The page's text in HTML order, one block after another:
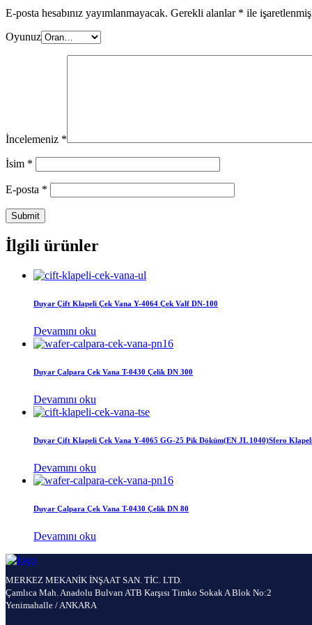
E-posta hesabınız yayımlanmayacak. Gerekli alanlar * ile
Oyunuz
İncelemeniz *
İsim *
E-posta *
İlgili ürünler
Duyar Çift Klapeli Çek Vana Y-4064 Çek Valf DN-100
Devamını oku
Duyar Çalpara Çek Vana T-0430 Çelik DN 300
Devamını oku
Duyar Çift Klapeli Çek Vana Y-4065 GG-25 Pik Döküm(EN JL 1040)Sfero
Devamını oku
Duyar Çalpara Çek Vana T-0430 Çelik DN 80
Devamını oku
MERKEZ MEKANİK İNŞAAT SAN. TİC. LTD.
Çamlıca Mah. Anadolu Bulvarı ATB Karşısı Timko Sokak A Blok No:2
Yenimahalle / ANKARA